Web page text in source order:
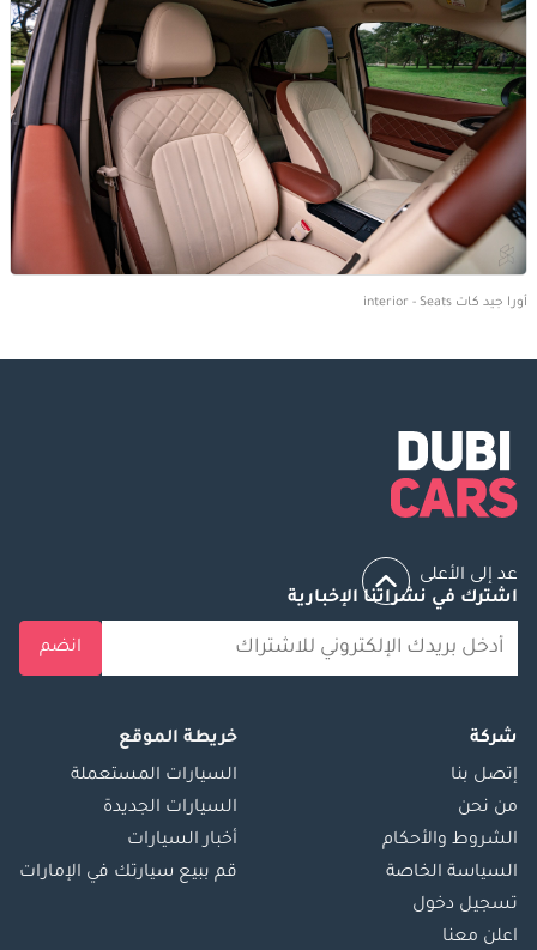
أورا جيد كات interior - Seats
عد إلى الأعلى
اشترك في نشراتنا الإخبارية
انضم
شركة
إتصل بنا
من نحن
الشروط والأحكام
السياسة الخاصة
تسجيل دخول
اعلن معنا
خريطة الموقع
السيارات المستعملة
السيارات الجديدة
أخبار السيارات
قم ببيع سيارتك في الإمارات